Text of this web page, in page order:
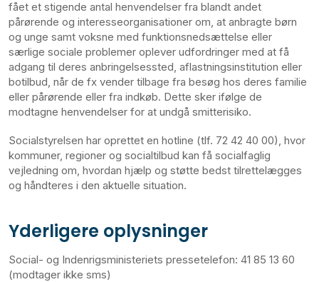
fået et stigende antal henvendelser fra blandt andet
pårørende og interesseorganisationer om, at anbragte børn
og unge samt voksne med funktionsnedsættelse eller
særlige sociale problemer oplever udfordringer med at få
adgang til deres anbringelsessted, aflastningsinstitution eller
botilbud, når de fx vender tilbage fra besøg hos deres familie
eller pårørende eller fra indkøb. Dette sker ifølge de
modtagne henvendelser for at undgå smitterisiko.
Socialstyrelsen har oprettet en hotline (tlf. 72 42 40 00), hvor
kommuner, regioner og socialtilbud kan få socialfaglig
vejledning om, hvordan hjælp og støtte bedst tilrettelægges
og håndteres i den aktuelle situation.
Yderligere oplysninger
Social- og Indenrigsministeriets pressetelefon: 41 85 13 60
(modtager ikke sms)